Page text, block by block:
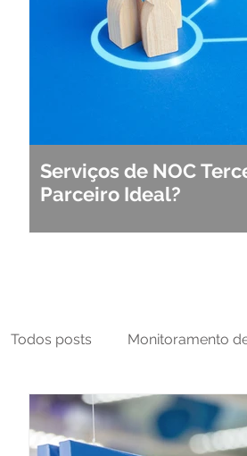
Serviços de NOC
Parceiro Ideal?
Todos posts Monitoramento
MFT